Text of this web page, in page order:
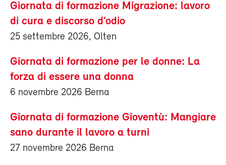
Giornata di formazione Migrazione: lavoro
di cura e discorso d’odio
25 settembre 2026, Olten
Giornata di formazione per le donne: La
forza di essere una donna
6 novembre 2026 Berna
Giornata di formazione Gioventù: Mangiare
sano durante il lavoro a turni
27 novembre 2026 Berna